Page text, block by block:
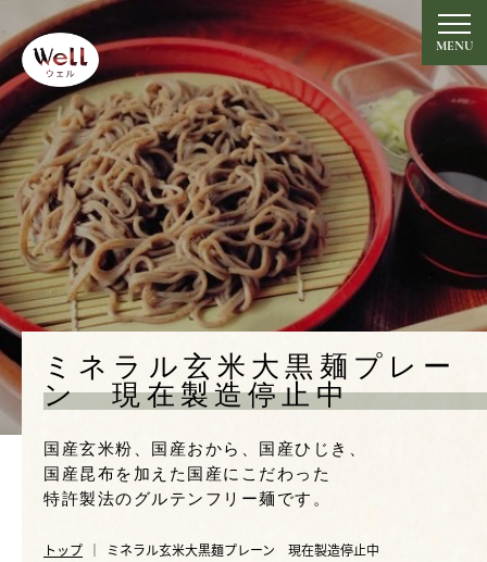
グルテンフリーの米粉めん
【大黒麺】のWell
トップ
Top
竹炭ミネラル玄米大黒麺
Takesumi
ミネラル玄米大黒麺プレーン 現在製造停止中
Plain
食べ方・レシピ
Recipe
Message
ご注文
Shopping
会社概要
MENU
ミネラル玄米大黒麺プレー
ン 現在製造停止中
国産玄米粉、国産おから、国産ひじき、
国産昆布を加えた国産にこだわった
特許製法のグルテンフリー麺です。
トップ ミネラル玄米大黒麺プレーン 現在製造停止中